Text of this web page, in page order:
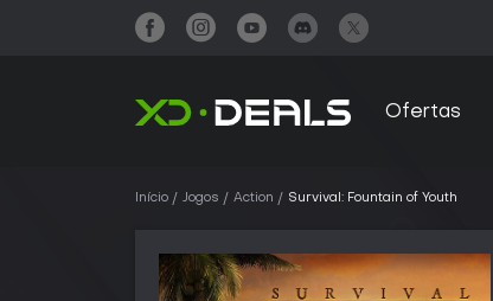
Ofertas
Início Jogos Action Survival: Fountain of Youth